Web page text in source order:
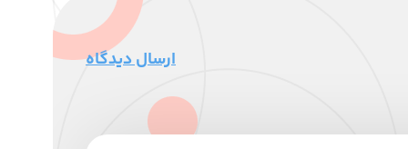
ارسال دیدگاه